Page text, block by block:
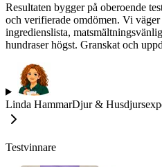
Resultaten bygger på oberoende
och verifierade omdömen. Vi
ingredienslista,
hundraser högst. Granskat och
Linda HammarDjur &
Testvinnare